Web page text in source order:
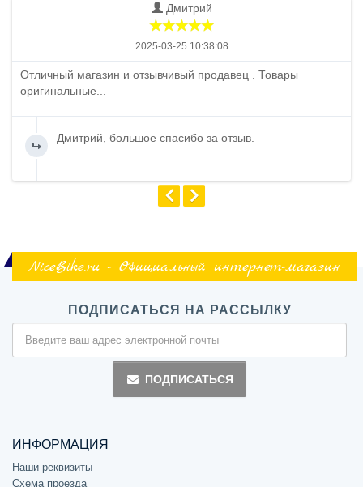
Дмитрий
2025-03-25 10:38:08
Отличный магазин и отзывчивый продавец . Товары
оригинальные...
Дмитрий, большое спасибо за отзыв.
NiceBike.ru - Официальный интернет-магазин
ПОДПИСАТЬСЯ НА РАССЫЛКУ
ПОДПИСАТЬСЯ
ИНФОРМАЦИЯ
Наши реквизиты
Схема проезда